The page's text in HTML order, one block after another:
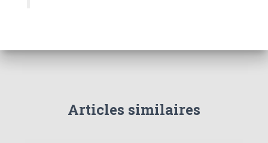
Articles similaires